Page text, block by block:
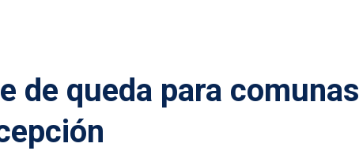
de queda para comunas